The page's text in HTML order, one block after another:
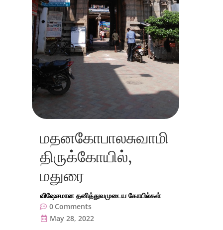
மதனகோபாலசுவாமி
திருக்கோயில்,
மதுரை
விஷேசமான தனித்துவமுடைய கோயில்கள்
0 Comments
May 28, 2022